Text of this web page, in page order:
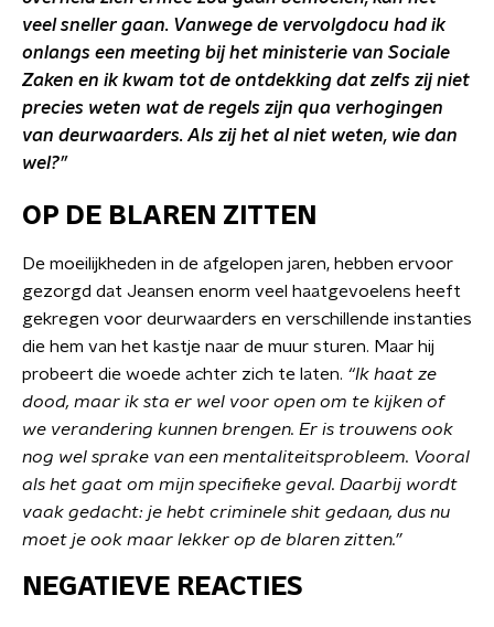
veel sneller gaan. Vanwege de vervolgdocu had ik
onlangs een meeting bij het ministerie van Sociale
Zaken en ik kwam tot de ontdekking dat zelfs zij niet
precies weten wat de regels zijn qua verhogingen
van deurwaarders. Als zij het al niet weten, wie dan
wel?”
OP DE BLAREN ZITTEN
De moeilijkheden in de afgelopen jaren, hebben ervoor
gezorgd dat Jeansen enorm veel haatgevoelens heeft
gekregen voor deurwaarders en verschillende instanties
die hem van het kastje naar de muur sturen. Maar hij
probeert die woede achter zich te laten. “Ik haat ze
dood, maar ik sta er wel voor open om te kijken of
we verandering kunnen brengen. Er is trouwens ook
nog wel sprake van een mentaliteitsprobleem. Vooral
als het gaat om mijn specifieke geval. Daarbij wordt
vaak gedacht: je hebt criminele shit gedaan, dus nu
moet je ook maar lekker op de blaren zitten.”
NEGATIEVE REACTIES